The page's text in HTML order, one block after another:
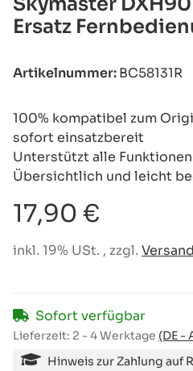
Ersatz
Artikelnummer:BC58131R
100% kompatibel zum
sofort einsatzbereit
Unterstützt alle
Übersichtlich und leicht
17,90 €
inkl. 19% USt. , zzgl. Versand
Sofort verfügbar
Lieferzeit: 2 - 4 Werktage (DE -
Hinweis zur Zahlung auf